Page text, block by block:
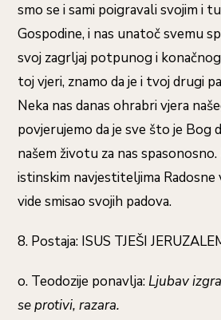
smo se i sami poigravali svojim i
Gospodine, i nas unatoč svemu
svoj zagrljaj potpunog i konačnog
toj vjeri, znamo da je i tvoj drugi
Neka nas danas ohrabri vjera
povjerujemo da je sve što je Bog
našem životu za nas spasonosno.
istinskim navjestiteljima Radosne
vide smisao svojih padova.
8. Postaja: ISUS TJEŠI
o. Teodozije ponavlja:Ljubav
se protivi, razara.